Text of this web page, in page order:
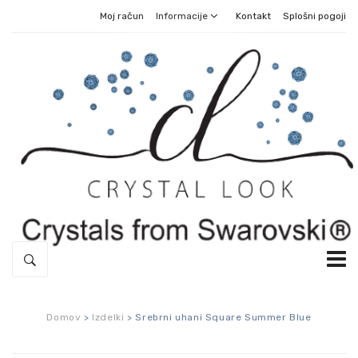
Moj račun Informacije Kontakt Splošni pogoji
Domov > Izdelki >Srebrni uhani Square Summer Blue